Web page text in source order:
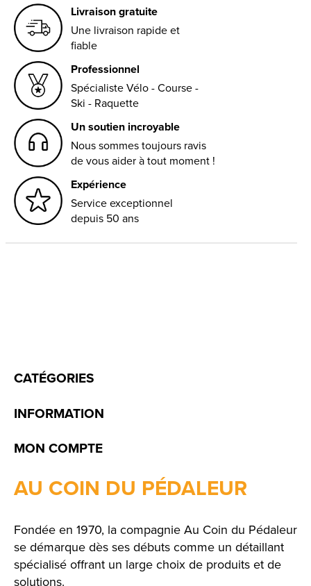
Livraison gratuite
Une livraison rapide et
fiable
Professionnel
Spécialiste Vélo - Course -
Ski - Raquette
Un soutien incroyable
Nous sommes toujours ravis
de vous aider à tout moment !
Expérience
Service exceptionnel
depuis 50 ans
CATÉGORIES
INFORMATION
MON COMPTE
AU COIN DU PÉDALEUR
Fondée en 1970, la compagnie Au Coin du Pédaleur
se démarque dès ses débuts comme un détaillant
spécialisé offrant un large choix de produits et de
solutions.